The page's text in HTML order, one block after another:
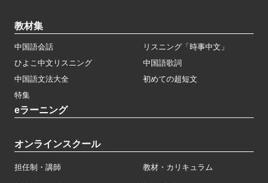
教材集
中国語会話
リスニング「時事中文」
ひよこ中文リスニング
中国語歌詞
中国語文法大全
初めての超短文
特集
eラーニング
オンラインスクール
担任制・講師 教材・カリキュラム